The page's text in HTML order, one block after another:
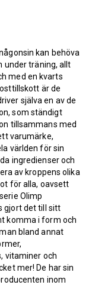
kan behöva
under träning, allt
med en kvarts
är de
själva en av de
som ständigt
tillsammans med
varumärke,
världen för sin
ingredienser och
av kroppens olika
för alla, oavsett
Olimp
gjort det till sitt
komma i form och
bland annat
vitaminer och
mer! De har sin
inom